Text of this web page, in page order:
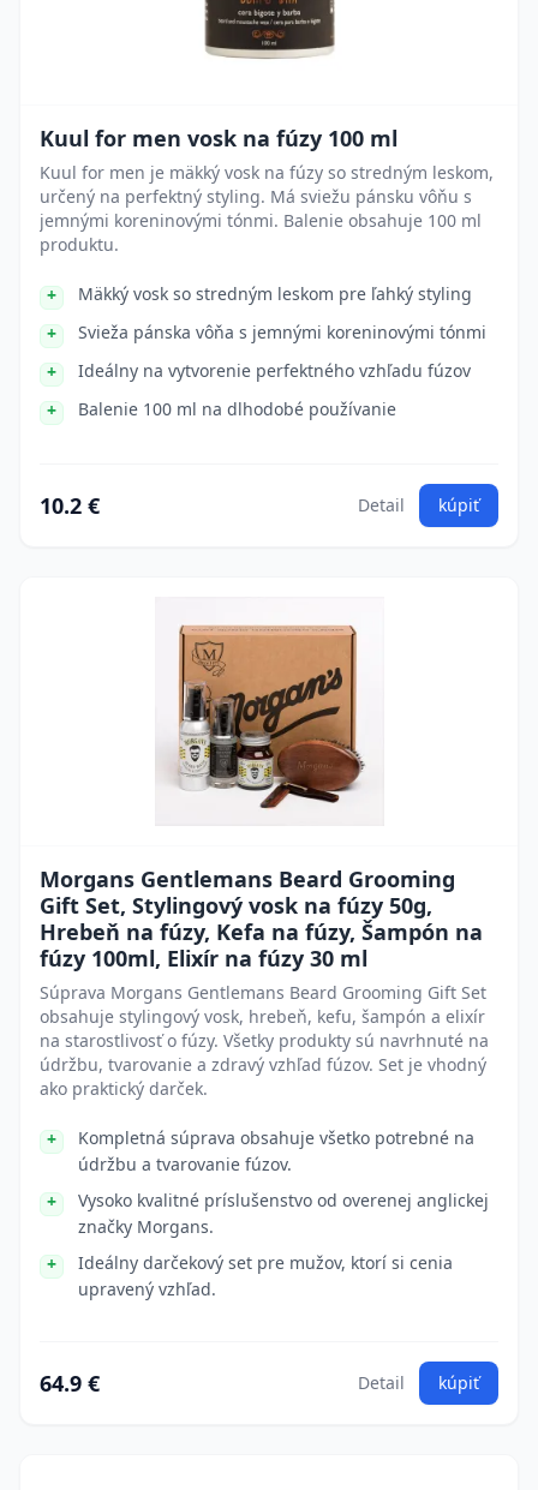
Kuul for men vosk na fúzy 100 ml
Kuul for men je mäkký vosk na fúzy so stredným leskom,
určený na perfektný styling. Má sviežu pánsku vôňu s
jemnými koreninovými tónmi. Balenie obsahuje 100 ml
produktu.
Mäkký vosk so stredným leskom pre ľahký styling
Svieža pánska vôňa s jemnými koreninovými tónmi
Ideálny na vytvorenie perfektného vzhľadu fúzov
Balenie 100 ml na dlhodobé používanie
10.2 € Detail kúpiť
Morgans Gentlemans Beard Grooming
Gift Set, Stylingový vosk na fúzy 50g,
Hrebeň na fúzy, Kefa na fúzy, Šampón na
fúzy 100ml, Elixír na fúzy 30 ml
Súprava Morgans Gentlemans Beard Grooming Gift Set
obsahuje stylingový vosk, hrebeň, kefu, šampón a elixír
na starostlivosť o fúzy. Všetky produkty sú navrhnuté na
údržbu, tvarovanie a zdravý vzhľad fúzov. Set je vhodný
ako praktický darček.
Kompletná súprava obsahuje všetko potrebné na
údržbu a tvarovanie fúzov.
Vysoko kvalitné príslušenstvo od overenej anglickej
značky Morgans.
Ideálny darčekový set pre mužov, ktorí si cenia
upravený vzhľad.
64.9 € Detail kúpiť